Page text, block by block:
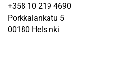
+358 10 219 4690
Porkkalankatu 5
00180 Helsinki